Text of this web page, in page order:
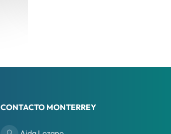
CONTACTO MONTERREY